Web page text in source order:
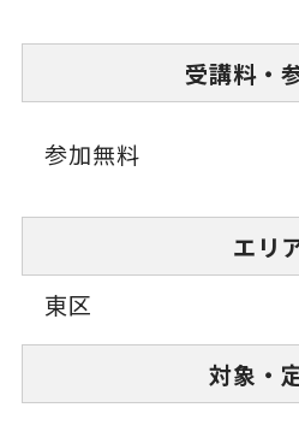
受講料・
参加無料
エリ
東区
対象・